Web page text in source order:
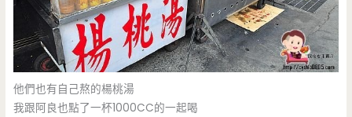
他們也有自己熬的楊桃湯
我跟阿良也點了一杯1000CC的一起喝